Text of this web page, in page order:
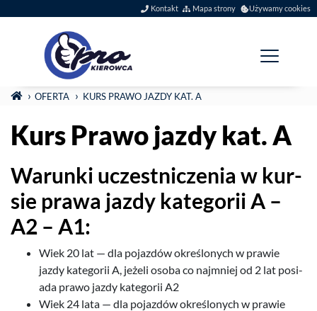
Szybkie menu
Kontakt Mapa strony Używamy cookies
Menu główne
Jesteś tutaj:
STRONA GŁÓWNA
OFERTA KURS PRAWO JAZDY KAT. A
Kurs Prawo jazdy kat. A
Warunki uczest­niczenia w kur­
sie prawa jazdy kat­e­gorii A –
A2 – A1:
Wiek 20 lat — dla pojazdów określonych w prawie
jazdy kat­e­gorii A, jeżeli osoba co najm­niej od 2 lat posi­
ada prawo jazdy kat­e­gorii A2
Wiek 24 lata — dla pojazdów określonych w prawie